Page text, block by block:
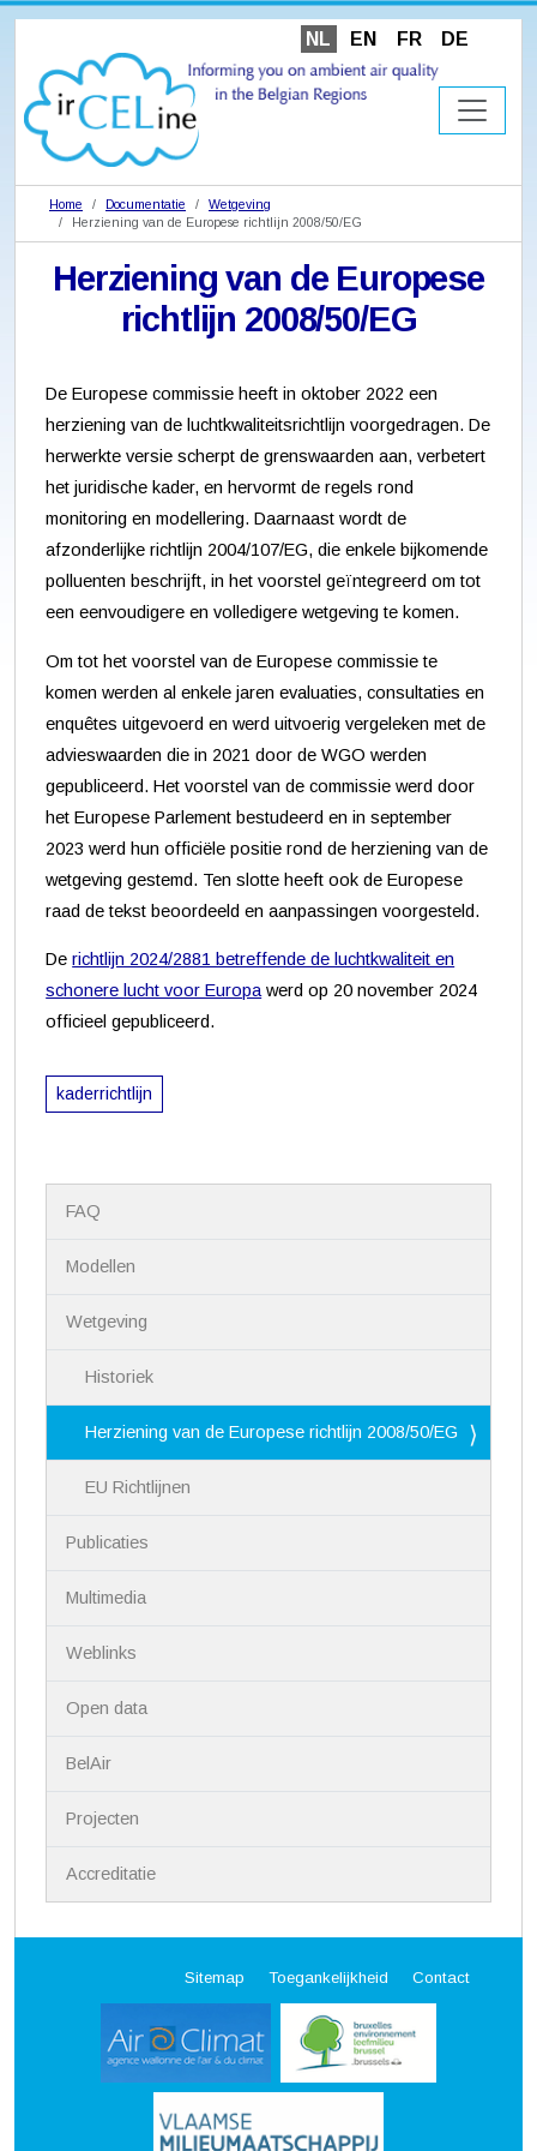
NL EN FR DE
Home Documentatie
Wetgeving
Herziening van de Europese richtlijn 2008/50/EG
Herziening van de Europese
richtlijn 2008/50/EG
De Europese commissie heeft in oktober 2022 een
herziening van de luchtkwaliteitsrichtlijn voorgedragen. De
herwerkte versie scherpt de grenswaarden aan, verbetert
het juridische kader, en hervormt de regels rond
monitoring en modellering. Daarnaast wordt de
afzonderlijke richtlijn 2004/107/EG, die enkele bijkomende
polluenten beschrijft, in het voorstel geïntegreerd om tot
een eenvoudigere en volledigere wetgeving te komen.
Om tot het voorstel van de Europese commissie te
komen werden al enkele jaren evaluaties, consultaties en
enquêtes uitgevoerd en werd uitvoerig vergeleken met de
advieswaarden die in 2021 door de WGO werden
gepubliceerd. Het voorstel van de commissie werd door
het Europese Parlement bestudeerd en in september
2023 werd hun officiële positie rond de herziening van de
wetgeving gestemd. Ten slotte heeft ook de Europese
raad de tekst beoordeeld en aanpassingen voorgesteld.
Derichtlijn 2024/2881 betreffende de luchtkwaliteit en
schonere lucht voor Europawerd op 20 november 2024
officieel gepubliceerd.
kaderrichtlijn
FAQ
Modellen
Wetgeving
Historiek
Herziening van de Europese richtlijn 2008/50/EG
EU Richtlijnen
Publicaties
Multimedia
Weblinks
Open data
BelAir
Projecten
Accreditatie
Sitemap Toegankelijkheid Contact